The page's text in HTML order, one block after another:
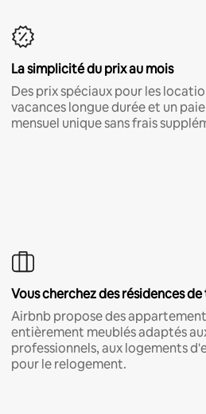
La simplicité du prix au mois
Des prix spéciaux pour les
vacances longue durée et un
mensuel unique sans frais
Vous cherchez des résidences
Airbnb propose des
entièrement meublés adaptés
professionnels, aux logements
pour le relogement.